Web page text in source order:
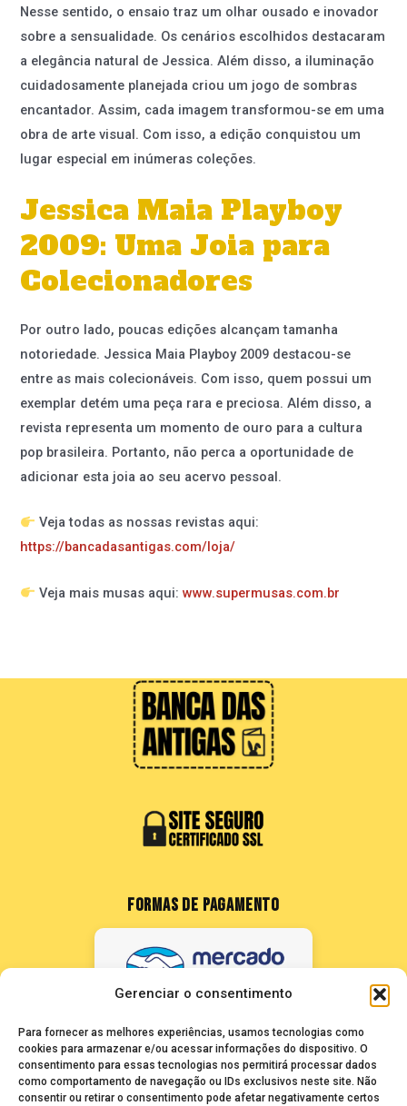
Gerenciar o consentimento
Para fornecer as melhores experiências, usamos tecnologias como
cookies para armazenar e/ou acessar informações do dispositivo. O
consentimento para essas tecnologias nos permitirá processar dados
como comportamento de navegação ou IDs exclusivos neste site. Não
consentir ou retirar o consentimento pode afetar negativamente certos
Nesse sentido, o ensaio traz um olhar ousado e inovador
sobre a sensualidade. Os cenários escolhidos destacaram
a elegância natural de Jessica. Além disso, a iluminação
cuidadosamente planejada criou um jogo de sombras
encantador. Assim, cada imagem transformou-se em uma
obra de arte visual. Com isso, a edição conquistou um
lugar especial em inúmeras coleções.
Jessica Maia Playboy
2009: Uma Joia para
Colecionadores
Por outro lado, poucas edições alcançam tamanha
notoriedade. Jessica Maia Playboy 2009 destacou-se
entre as mais colecionáveis. Com isso, quem possui um
exemplar detém uma peça rara e preciosa. Além disso, a
revista representa um momento de ouro para a cultura
pop brasileira. Portanto, não perca a oportunidade de
adicionar esta joia ao seu acervo pessoal.
Veja todas as nossas revistas aqui:
https://bancadasantigas.com/loja/
Veja mais musas aqui:www.supermusas.com.br
FORMAS DE PAGAMENTO
FALE CONOSCO